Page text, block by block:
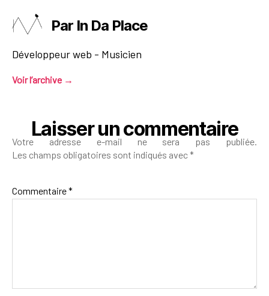
Par In Da Place
Développeur web - Musicien
Voir l’archive →
Laisser un commentaire
Votre adresse e-mail ne sera pas publiée.
Les champs obligatoires sont indiqués avec*
Commentaire*